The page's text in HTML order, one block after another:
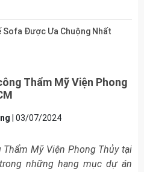
Sofa Được Ưa Chuộng Nhất
Thẩm Mỹ Viện Phong
03/07/2024
Mỹ Viện Phong Thủy tại
những hạng mục dự án